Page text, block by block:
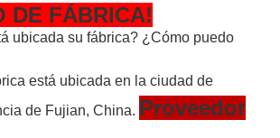
DE FÁBRICA!
ubicada su fábrica? ¿Cómo puedo
está ubicada en la ciudad de
de Fujian, China. Proveedor